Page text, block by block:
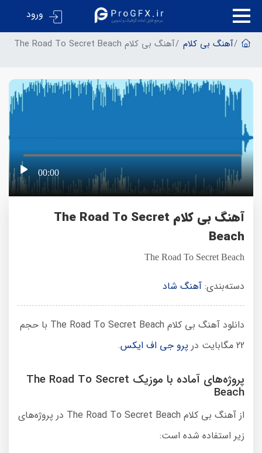
ورود
آهنگ بی کلام آهنگ بی کلام The Road To Secret Beach
00:00
آهنگ بی کلام The Road To Secret
Beach
The Road To Secret Beach
دسته‌بندی: آهنگ شاد
دانلود آهنگ بی کلام The Road To Secret Beach با حجم
22 مگابایت در
پرو جی اف ایکس.
پروژه‌های آماده با موزیک The Road To Secret
Beach
از آهنگ بی کلام The Road To Secret Beach در پروژه‌های
زیر استفاده شده است: